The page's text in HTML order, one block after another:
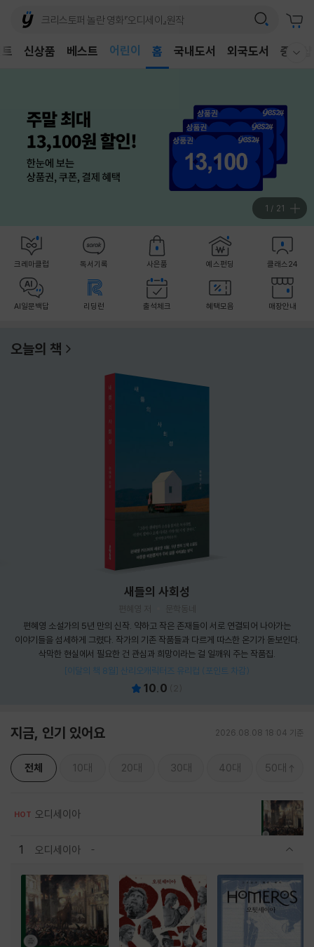
신상품 베스트
독후감
홈 국내도서 외국도서 중고샵
2 / 21
크레마클럽 독서기록 사은품 예스펀딩 클래스24
AI일문백답 리딩런 출석체크 혜택모음 매장안내
오늘의 책
새들의 사회성
편혜영 소설가의 5년 만의 신작. 약하고 작은 존재들이 서로 연결되어 나아가는
이야기들을 섬세하게 그렸다. 작가의 기존 작품들과 다르게 따스한 온기가 돋보인다.
삭막한 현실에서 필요한 건 관심과 희망이라는 걸 일깨워 주는 작품집.
[이달의 책 8월] 산리오캐릭터즈 유리컵 (포인트 차감)
10.0
지금, 인기 있어요 2026.08.08 18:04 기준
전체 10대 20대 30대 40대 50대
HOT 오디세이아
1 오디세이아